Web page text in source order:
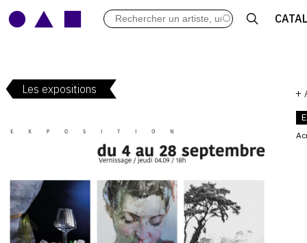
ARCHIVES DES EXPOSITIONS
Les expositions +